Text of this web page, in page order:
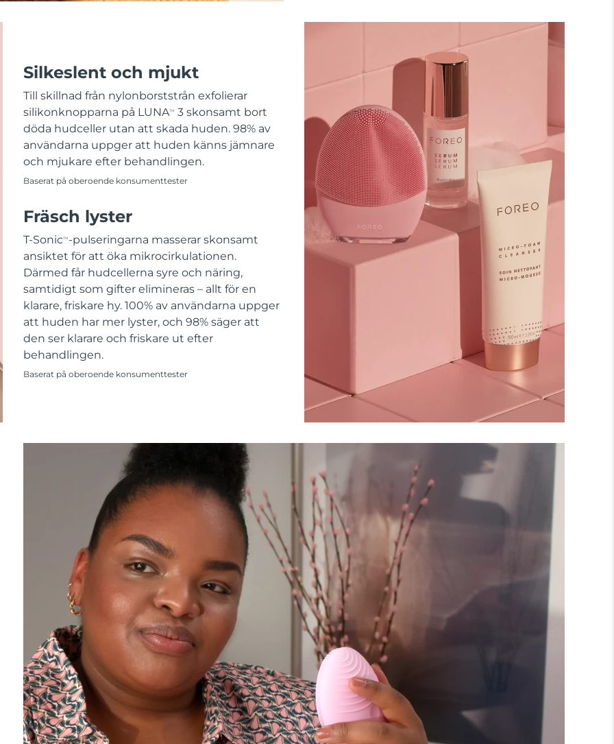
Silkeslent och mjukt
Till skillnad från nylonborststrån exfolierar
silikonknopparna på LUNATM
3 skonsamt bort
döda hudceller utan att skada huden. 98% av
användarna uppger att huden känns jämnare
och mjukare efter behandlingen.
Baserat på oberoende konsumenttester
Fräsch lyster
T-SonicTM -pulseringarna masserar skonsamt
ansiktet för att öka mikrocirkulationen.
Därmed får hudcellerna syre och näring,
samtidigt som gifter elimineras – allt för en
klarare, friskare hy. 100% av användarna uppger
att huden har mer lyster, och 98% säger att
den ser klarare och friskare ut efter
behandlingen.
Baserat på oberoende konsumenttester